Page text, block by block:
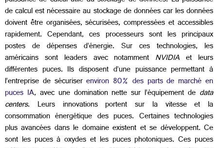
de calcul est nécessaire au stockage de données car les données
doivent être organisées, sécurisées, compressées et accessibles
rapidement. Cependant, ces processeurs sont les principaux
postes de dépenses d’énergie. Sur ces technologies, les
américains sont leaders avec notamment NVIDIA et leurs
différentes puces. Ils disposent d’une puissance permettant à
l’entreprise de sécuriserenviron 80% des parts de marché en
puces IA, avec une domination nette sur l’équipement de data
centers. Leurs innovations portent sur la vitesse et la
consommation énergétique des puces. Certaines technologies
plus avancées dans le domaine existent et se développent. Ce
sont les puces à oxydes et les puces photoniques. Ces puces